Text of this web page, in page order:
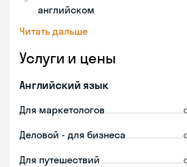
английском
Читать дальше
Услуги и цены
Английский язык
Для маркетологов
Деловой - для бизнеса
Для путешествий